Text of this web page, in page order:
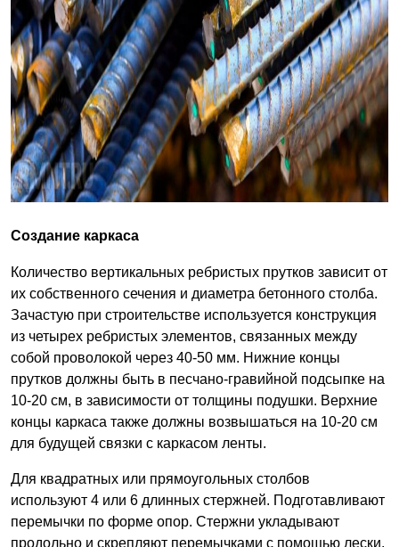
Создание каркаса
Количество вертикальных ребристых прутков зависит от
их собственного сечения и диаметра бетонного столба.
Зачастую при строительстве используется конструкция
из четырех ребристых элементов, связанных между
собой проволокой через 40-50 мм. Нижние концы
прутков должны быть в песчано-гравийной подсыпке на
10-20 см, в зависимости от толщины подушки. Верхние
концы каркаса также должны возвышаться на 10-20 см
для будущей связки с каркасом ленты.
Для квадратных или прямоугольных столбов
используют 4 или 6 длинных стержней. Подготавливают
перемычки по форме опор. Стержни укладывают
продольно и скрепляют перемычками с помощью лески.